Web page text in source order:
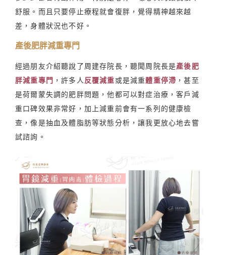
舒服。而且只要停止療程就會復胖，覺得精神越來越
差，身體狀況也不好。
產後肥胖減重專門
經過朋友介紹聽說了周建存院長，聽聞周院長是產後肥
胖減重專門 ，許多人反覆減重或是減重體重停滯 ，甚至
是荷爾蒙失調的肥胖問題，他都可以對症治療，客戶減
重口碑效果非常好，加上減重前會有一系列的健康檢
查，像是抽血及體脂肪等狀態分析，讓我更放心地去嘗
試諮詢。